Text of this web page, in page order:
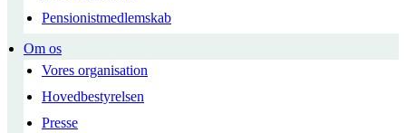
Pensionistmedlemskab
Om os
Vores organisation
Hovedbestyrelsen
Presse